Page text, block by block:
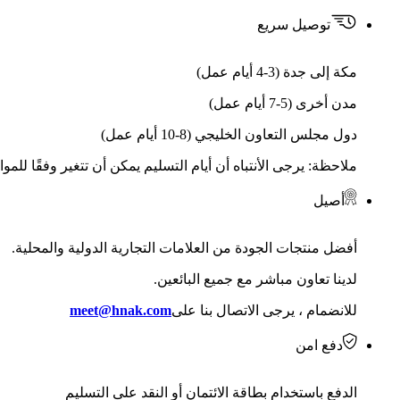
توصيل سريع
مكة إلى جدة (3-4 أيام عمل)
مدن أخرى (5-7 أيام عمل)
دول مجلس التعاون الخليجي (8-10 أيام عمل)
ملاحظة: يرجى الأنتباه أن أيام التسليم يمكن أن تتغير وفقًا
أصيل
أفضل منتجات الجودة من العلامات التجارية الدولية والمحلية.
لدينا تعاون مباشر مع جميع البائعين.
للانضمام ، يرجى الاتصال بنا علىmeet@hnak.com
دفع امن
الدفع باستخدام بطاقة الائتمان أو النقد على التسليم